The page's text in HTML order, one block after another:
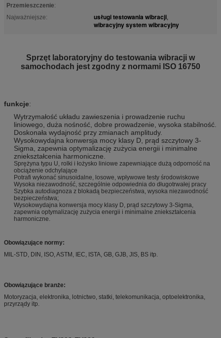
Przemieszczenie:
Najważniejsze: usługi testowania wibracji,
wibracyjny system wibracyjny
Sprzęt laboratoryjny do testowania wibracji w
samochodach jest zgodny z normami ISO 16750
funkcje:
Wytrzymałość układu zawieszenia i prowadzenie ruchu
liniowego, duża nośność, dobre prowadzenie, wysoka stabilność.
Doskonała wydajność przy zmianach amplitudy.
Wysokowydajna konwersja mocy klasy D, prąd szczytowy 3-
Sigma, zapewnia optymalizację zużycia energii i minimalne
zniekształcenia harmoniczne.
Sprężyna typu U, rolki i łożysko liniowe zapewniające dużą odporność na
obciążenie odchylające
Potrafi wykonać sinusoidalne, losowe, wpływowe testy środowiskowe
Wysoka niezawodność, szczególnie odpowiednia do długotrwałej pracy
Szybka autodiagnoza z blokadą bezpieczeństwa, wysoka niezawodność
bezpieczeństwa;
Wysokowydajna konwersja mocy klasy D, prąd szczytowy 3-Sigma,
zapewnia optymalizację zużycia energii i minimalne zniekształcenia
harmoniczne.
Obowiązujące normy:
MIL-STD, DIN, ISO, ASTM, IEC, ISTA, GB, GJB, JIS, BS itp.
Obowiązujące branże:
Motoryzacja, elektronika, lotnictwo, statki, telekomunikacja, optoelektronika,
przyrządy itp.